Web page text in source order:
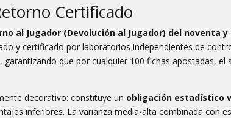
Certificado
al Jugador (Devolución al Jugador) del noventa
y certificado por laboratorios independientes de
que por cualquier 100 fichas apostadas, el
decorativo: constituye un obligación estadístico
inferiores. La varianza media-alta combinada con